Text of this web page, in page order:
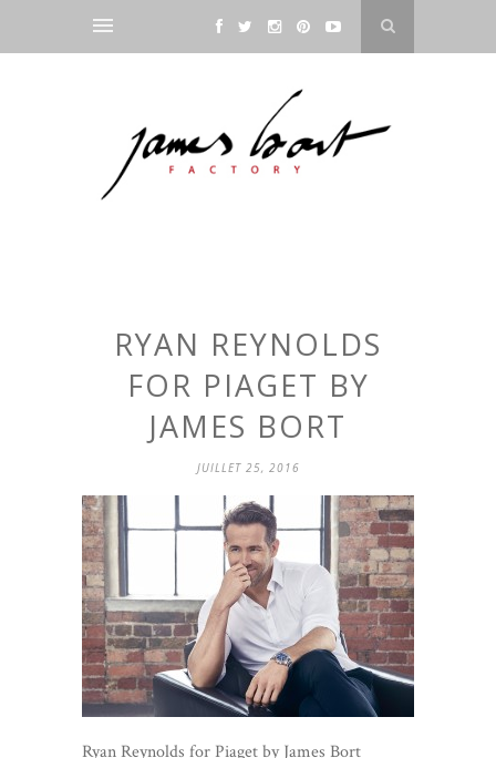
RYAN REYNOLDS
FOR PIAGET BY
JAMES BORT
JUILLET 25, 2016
Ryan Reynolds for Piaget by James Bort